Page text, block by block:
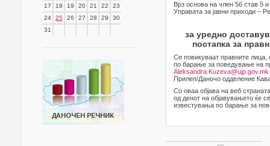
17
18 19 20 21 22
23
24
25 26 27 28 29
30
31
Врз основа на член 56 став 5
Управата за јавни приходи –
за уредно
постапка за
Се повикуваат правните лица,
по барање за поведување на
Aleksandra.Kuzeva@ujp.gov.mk
Прилеп/Даночо одделение
Со оваа објава на веб
од денот на објавувањето ќе
известувања по барање за